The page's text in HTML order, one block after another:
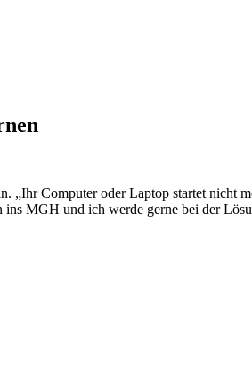
„Ihr Computer oder Laptop startet nicht
MGH und ich werde gerne bei der